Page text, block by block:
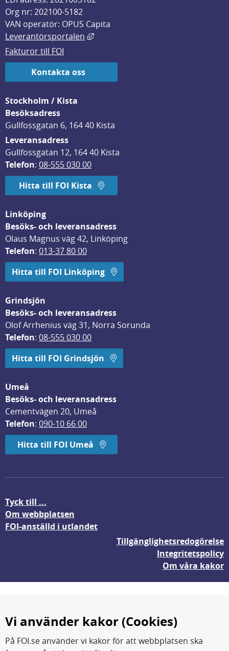
Org nr: 202100-5182
VAN operatör: OPUS Capita
Leverantörsportalen
Länk till annan webbplats, öppnas
Fakturor till FOI
Kontakta oss
Stockholm / Kista
Besöksadress
Gullfossgatan 6, 164 40 Kista
Leveransadress
Gullfossgatan 12, 164 40 Kista
Telefon: 08-555 030 00
Hitta till FOI Kista
Linköping
Besöks- och leveransadress
Olaus Magnus väg 42, Linköping
Telefon: 013-37 80 00
Hitta till FOI Linköping
Grindsjön
Besöks- och leveransadress
Olof Arrhenius väg 31, Norra Sorunda
Telefon: 08-555 030 00
Hitta till FOI Grindsjön
Umeå
Besöks- och leveransadress
Cementvägen 20, Umeå
Telefon: 090-10 66 00
Hitta till FOI Umeå
Tyck till ...
Om webbplatsen
FOI-anställd i utlandet
Tillgänglighetsredogörelse
Integritetspolicy
Om våra kakor
Vi använder kakor (Cookies)
På FOI.se använder vi kakor för att webbplatsen ska